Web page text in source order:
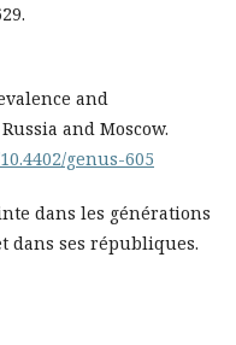
and
and Moscow.
genus-605
dans les générations
dans ses républiques.